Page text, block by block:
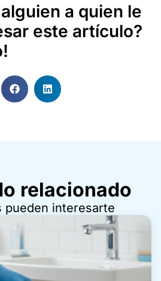
a quien le
este artículo?
relacionado
pueden interesarte